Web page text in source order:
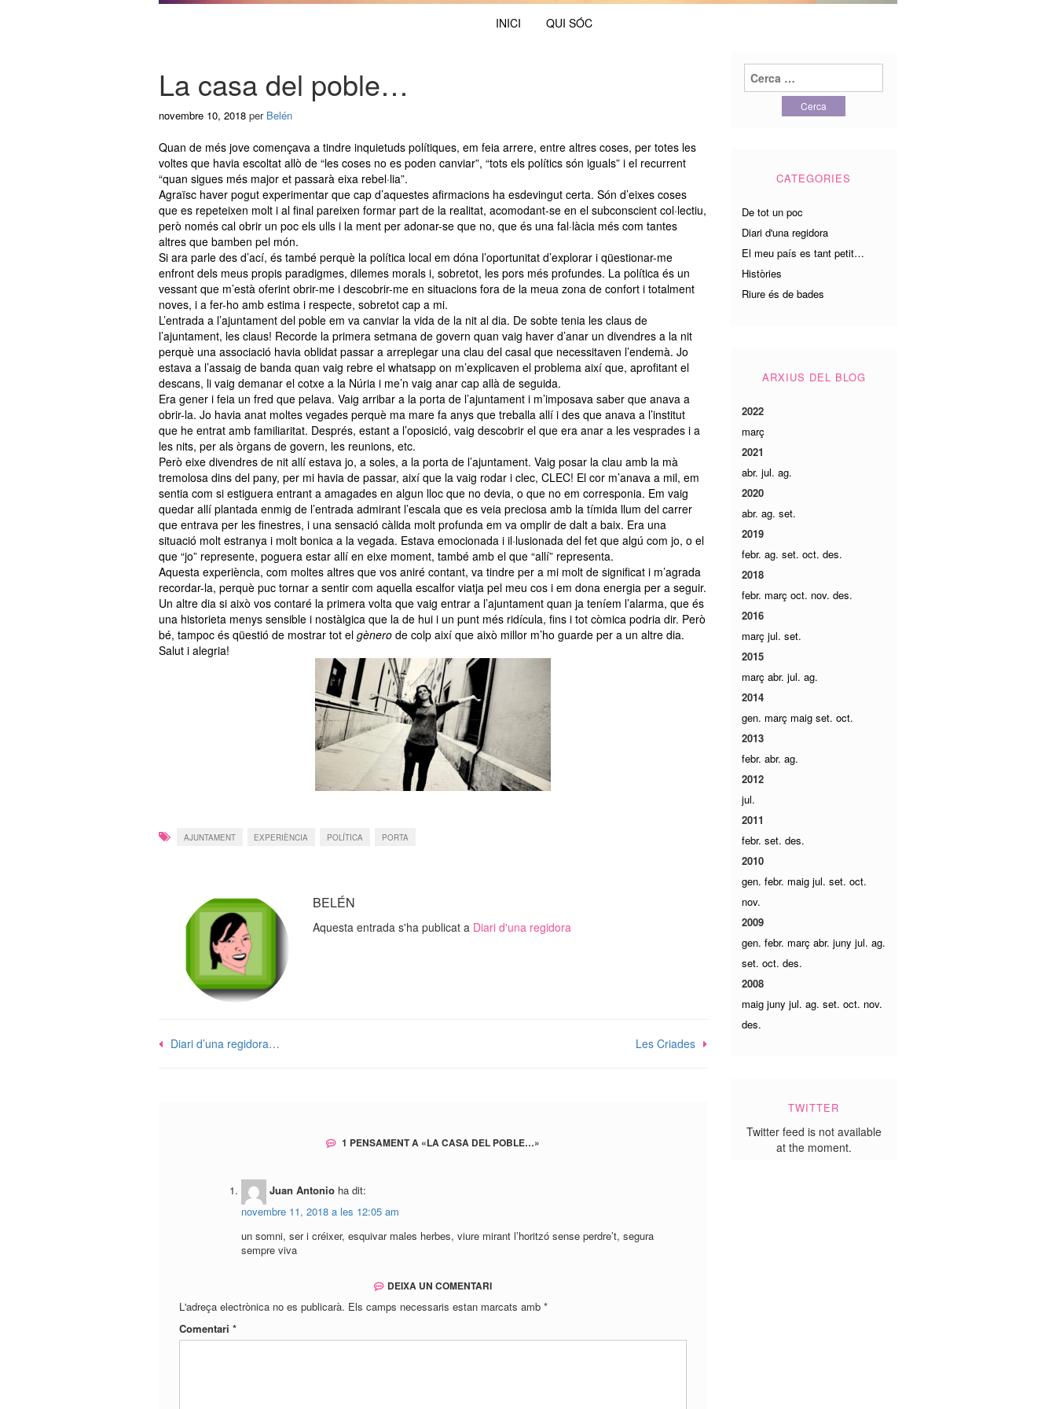
INICI QUI SÓC
La casa del poble…
novembre 10, 2018 per Belén
Quan de més jove començava a tindre inquietuds polítiques, em feia arrere, entre altres coses, per totes les
voltes que havia escoltat allò de “les coses no es poden canviar”, “tots els polítics són iguals” i el recurrent
“quan sigues més major et passarà eixa rebel·lia”.
Agraïsc haver pogut experimentar que cap d’aquestes afirmacions ha esdevingut certa. Són d’eixes coses
que es repeteixen molt i al final pareixen formar part de la realitat, acomodant-se en el subconscient col·lectiu,
però només cal obrir un poc els ulls i la ment per adonar-se que no, que és una fal·làcia més com tantes
altres que bamben pel món.
Si ara parle des d’ací, és també perquè la política local em dóna l’oportunitat d’explorar i qüestionar-me
enfront dels meus propis paradigmes, dilemes morals i, sobretot, les pors més profundes. La política és un
vessant que m’està oferint obrir-me i descobrir-me en situacions fora de la meua zona de confort i totalment
noves, i a fer-ho amb estima i respecte, sobretot cap a mi.
L’entrada a l’ajuntament del poble em va canviar la vida de la nit al dia. De sobte tenia les claus de
l’ajuntament, les claus! Recorde la primera setmana de govern quan vaig haver d’anar un divendres a la nit
perquè una associació havia oblidat passar a arreplegar una clau del casal que necessitaven l’endemà. Jo
estava a l’assaig de banda quan vaig rebre el whatsapp on m’explicaven el problema així que, aprofitant el
descans, li vaig demanar el cotxe a la Núria i me’n vaig anar cap allà de seguida.
Era gener i feia un fred que pelava. Vaig arribar a la porta de l’ajuntament i m’imposava saber que anava a
obrir-la. Jo havia anat moltes vegades perquè ma mare fa anys que treballa allí i des que anava a l’institut
que he entrat amb familiaritat. Després, estant a l’oposició, vaig descobrir el que era anar a les vesprades i a
les nits, per als òrgans de govern, les reunions, etc.
Però eixe divendres de nit allí estava jo, a soles, a la porta de l’ajuntament. Vaig posar la clau amb la mà
tremolosa dins del pany, per mi havia de passar, així que la vaig rodar i clec, CLEC! El cor m’anava a mil, em
sentia com si estiguera entrant a amagades en algun lloc que no devia, o que no em corresponia. Em vaig
quedar allí plantada enmig de l’entrada admirant l’escala que es veia preciosa amb la tímida llum del carrer
que entrava per les finestres, i una sensació càlida molt profunda em va omplir de dalt a baix. Era una
situació molt estranya i molt bonica a la vegada. Estava emocionada i il·lusionada del fet que algú com jo, o el
que “jo” represente, poguera estar allí en eixe moment, també amb el que “allí” representa.
Aquesta experiència, com moltes altres que vos aniré contant, va tindre per a mi molt de significat i m’agrada
recordar-la, perquè puc tornar a sentir com aquella escalfor viatja pel meu cos i em dona energia per a seguir.
Un altre dia si això vos contaré la primera volta que vaig entrar a l’ajuntament quan ja teníem l’alarma, que és
una historieta menys sensible i nostàlgica que la de hui i un punt més ridícula, fins i tot còmica podria dir. Però
bé, tampoc és qüestió de mostrar tot el gènero de colp així que això millor m’ho guarde per a un altre dia.
Salut i alegria!
AJUNTAMENT EXPERIÈNCIA POLÍTICA PORTA
BELÉN
Aquesta entrada s'ha publicat a Diari d'una regidora
Navegació
Diari d’una regidora… Les Criades
1 PENSAMENT A «LA CASA DEL POBLE…»
Juan Antonio ha dit:
novembre 11, 2018 a les 12:05 am
un somni, ser i créixer, esquivar males herbes, viure mirant l’horitzó sense perdre’t, segura
sempre viva
DEIXA UN COMENTARI
L'adreça electrònica no es publicarà. Els camps necessaris estan marcats amb *
Comentari *
Cerca:
CATEGORIES
De tot un poc
Diari d'una regidora
El meu país es tant petit…
Històries
Riure és de bades
ARXIUS DEL BLOG
2022
març
2021
abr. jul. ag.
2020
abr. ag. set.
2019
febr. ag. set. oct. des.
2018
febr. març oct. nov. des.
2016
març jul. set.
2015
març abr. jul. ag.
2014
gen. març maig set. oct.
2013
febr. abr. ag.
2012
jul.
2011
febr. set. des.
2010
gen. febr. maig jul. set. oct.
nov.
2009
gen. febr. març abr. juny jul. ag.
set. oct. des.
2008
maig juny jul. ag. set. oct. nov.
des.
TWITTER
Twitter feed is not available
at the moment.